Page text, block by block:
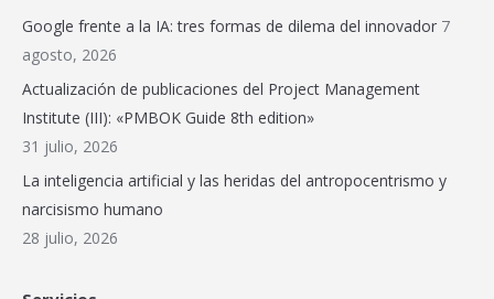
new
in
new
in
new
in
in
opens
window
Google frente a la IA: tres formas de dilema del innovador 7
agosto, 2026
Actualización de publicaciones del Project Management
Institute (III): «PMBOK Guide 8th edition»
31 julio, 2026
La inteligencia artificial y las heridas del antropocentrismo y
narcisismo humano
28 julio, 2026